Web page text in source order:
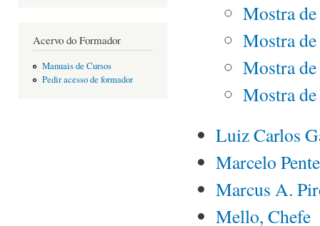
Acervo do Formador
Manuais de Cursos
Pedir acesso de formador
Mostra
Mostra
Mostra
Mostra
Luiz Carlos
Marcelo
Marcus A.
Mello, Chefe